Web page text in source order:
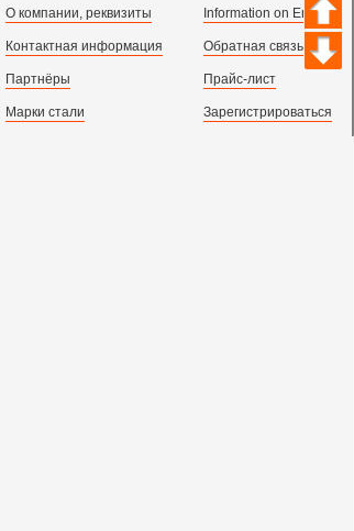
О компании, реквизиты
Контактная информация
Партнёры
Марки стали
Information on English
Обратная связь
Прайс-лист
Зарегистрироваться